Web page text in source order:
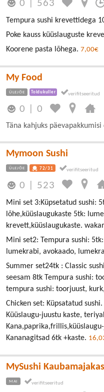
0 563
Tempura sushi krevettidega
Poke kauss küüslauguste
Koorene pasta lõhega. 7,00€
My Food
ÜLEJÕE Toidukuller
0 |0
Täna kahjuks
Mymoon Sushi
ÜLEJÕE 72/31
0 523
Mini set 3:Küpsetatud sushi:
lõhe,küüslaugukaste 5tk:
krevett,küüslaugukaste.
Mini set2: Tempura sushi:
lumekrabi, avokaado,
Summer set24tk : Classic
seesam 8tk Tempura sushi:
tempura sushi: toorjuust,
Chicken set: Küpsatatud
Küüslaugu-juustu kaste,
Kananagitsad 6tk +kaste.
MySushi Kaubamajakas
MAI